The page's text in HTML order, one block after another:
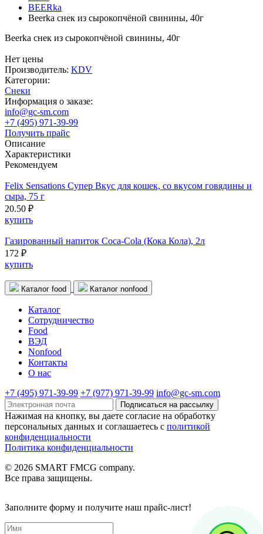
BEERka
Beerka снек из сырокопчёной свинины, 40г
Beerka снек из сырокопчёной свинины, 40г
Нет цены
Производитель: KDV
Категории:
Снеки
Информация о заказе:
info@gc-sm.com
+7 (495) 971-39-99
Получить прайс
Описание
Характеристики
Рекомендуем
Felix Sensations Супер Вкус для кошек, со вкусом говядины и
сыра, 75 г
20.50 ₽
купить
Газированный напиток Coca-Cola (Кока Кола), 2л
172 ₽
купить
Каталог food Каталог nonfood
Каталог
Cотрудничество
Food
ВЭД
Nonfood
Контакты
О нас
+7 (495) 971-39-99 +7 (977) 971-39-99 info@gc-sm.com
Подписаться на рассылку
Нажимая на кнопку, вы даете согласие на обработку
персональных данных и соглашаетесь c политикой
конфиденциальности
Политика конфиденциальности
© 2026 SMART FMCG company.
Все права защищены.
Заполните форму и получите наш прайс-лист!